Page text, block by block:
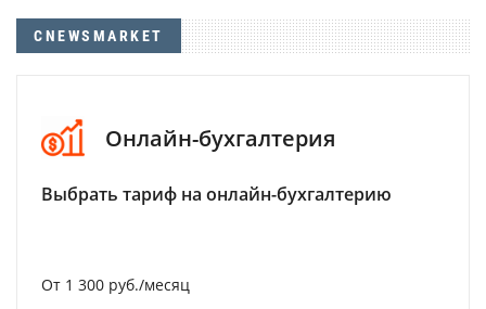
CNEWSMARKET
Онлайн-бухгалтерия
Выбрать тариф на онлайн-бухгалтерию
От 1 300 руб./месяц